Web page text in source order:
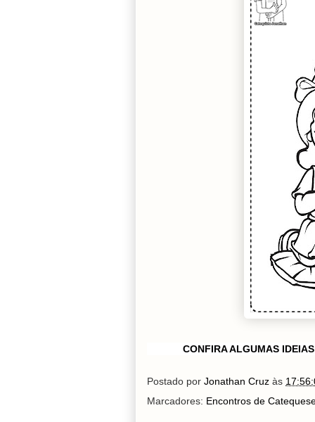
CONFIRA ALGUMAS
Postado por Jonathan Cruz às
Marcadores: Encontros de